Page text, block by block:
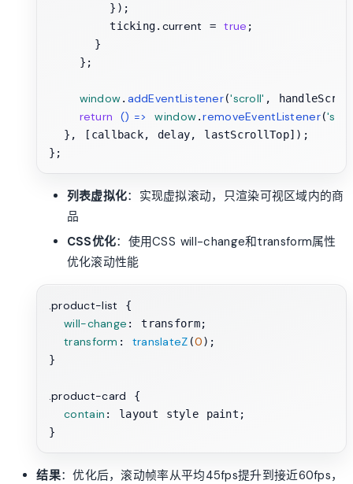
        });
        ticking.
current = true ;
      }
    };
window. addEventListener('scroll' ,
return () => window.removeEventListener(
  }, [callback, delay, lastScrollTop]);
列表虚拟化：实现虚拟滚动，只渲染可视区域内的商
品
CSS优化：使用CSS will-change和transform属性
优化滚动性能
.product-list {
will-change : transform;
transform : translateZ (0);
}
.product-card {
contain : layout style paint;
结果：优化后，滚动帧率从平均45fps提升到接近60fps，